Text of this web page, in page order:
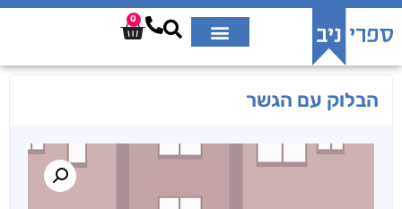
0
הבלוק עם הגשר